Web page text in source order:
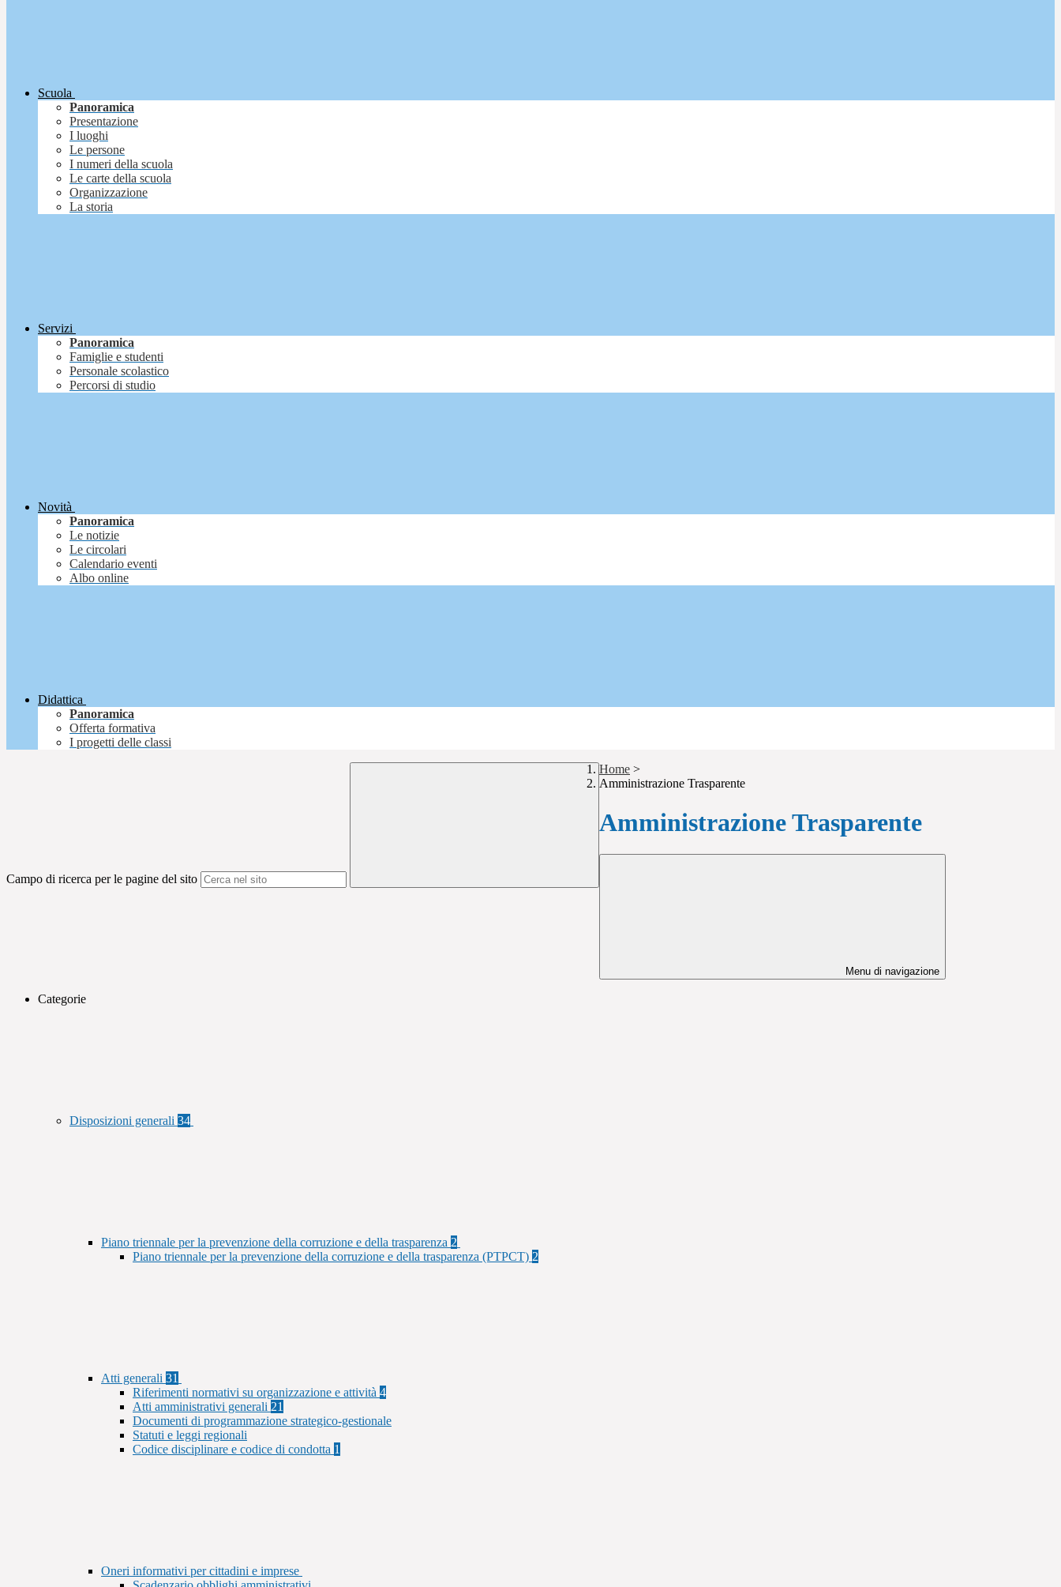
Scuola
Panoramica
Presentazione
I luoghi
Le persone
I numeri della scuola
Le carte della scuola
Organizzazione
La storia
Servizi
Panoramica
Famiglie e studenti
Personale scolastico
Percorsi di studio
Novità
Panoramica
Le notizie
Le circolari
Calendario eventi
Albo online
Didattica
Panoramica
Offerta formativa
I progetti delle classi
Campo di ricerca per le pagine del sito
Home >
Amministrazione Trasparente
Amministrazione Trasparente
Menu di navigazione
Categorie
Disposizioni generali 34
Piano triennale per la prevenzione della corruzione e della trasparenza 2
Piano triennale per la prevenzione della corruzione e della trasparenza (PTPCT) 2
Atti generali 31
Riferimenti normativi su organizzazione e attività 4
Atti amministrativi generali 21
Documenti di programmazione strategico-gestionale
Statuti e leggi regionali
Codice disciplinare e codice di condotta 1
Oneri informativi per cittadini e imprese